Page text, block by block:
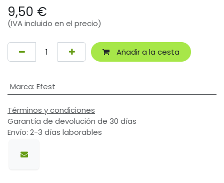
9,50 €
(IVA incluido en el precio)
Añadir a la cesta
Marca: Efest
Términos y condiciones
Garantía de devolución de 30 días
Envío: 2-3 días laborables